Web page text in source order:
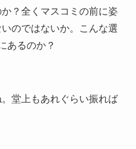
？全くマスコミの前に姿
のではないか。こんな選
あるのか？
堂上もあれぐらい振れば